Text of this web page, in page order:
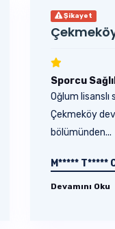
Şikayet
Sporcu
Oğlum lisanslı
Çekmeköy
bölümünden...
M***** T*****
Devamını Oku